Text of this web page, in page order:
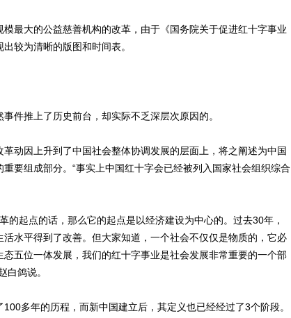
大的公益慈善机构的改革，由于《国务院关于促进红十字事业
较为清晰的版图和时间表。
推上了历史前台，却实际不乏深层次原因的。
因上升到了中国社会整体协调发展的层面上，将之阐述为中国
要组成部分。“事实上中国红十字会已经被列入国家社会组织综合
起点的话，那么它的起点是以经济建设为中心的。过去30年，
水平得到了改善。但大家知道，一个社会不仅仅是物质的，它必
五位一体发展，我们的红十字事业是社会发展非常重要的一个部
白鸽说。
多年的历程，而新中国建立后，其定义也已经经过了3个阶段。